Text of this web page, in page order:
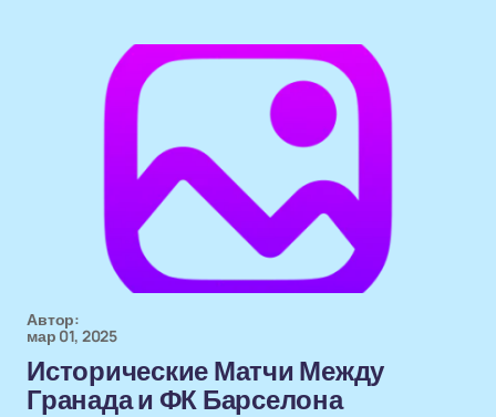
Автор:
мар 01, 2025
Исторические Матчи Между
Гранада и ФК Барселона